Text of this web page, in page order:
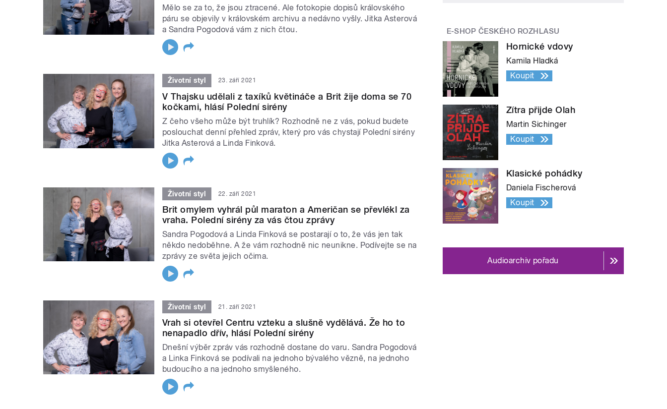
Mělo se za to, že jsou ztracené. Ale fotokopie dopisů královského
páru se objevily v královském archivu a nedávno vyšly. Jitka Asterová
a Sandra Pogodová vám z nich čtou.
Životní styl 23. září 2021
V Thajsku udělali z taxíků květináče a Brit žije doma se 70
kočkami, hlásí Polední sirény
Z čeho všeho může být truhlík? Rozhodně ne z vás, pokud budete
poslouchat denní přehled zpráv, který pro vás chystají Polední sirény
Jitka Asterová a Linda Finková.
Životní styl 22. září 2021
Brit omylem vyhrál půl maraton a Američan se převlékl za
vraha. Polední sirény za vás čtou zprávy
Sandra Pogodová a Linda Finková se postarají o to, že vás jen tak
někdo nedoběhne. A že vám rozhodně nic neunikne. Podívejte se na
zprávy ze světa jejich očima.
Životní styl 21. září 2021
Vrah si otevřel Centru vzteku a slušně vydělává. Že ho to
nenapadlo dřív, hlásí Polední sirény
Dnešní výběr zpráv vás rozhodně dostane do varu. Sandra Pogodová
a Linka Finková se podívali na jednoho bývalého vězně, na jednoho
budoucího a na jednoho smyšleného.
E-SHOP ČESKÉHO ROZHLASU
Hornické vdovy
Kamila Hladká
Koupit
Zítra přijde Olah
Martin Sichinger
Koupit
Klasické pohádky
Daniela Fischerová
Koupit
Audioarchiv pořadu